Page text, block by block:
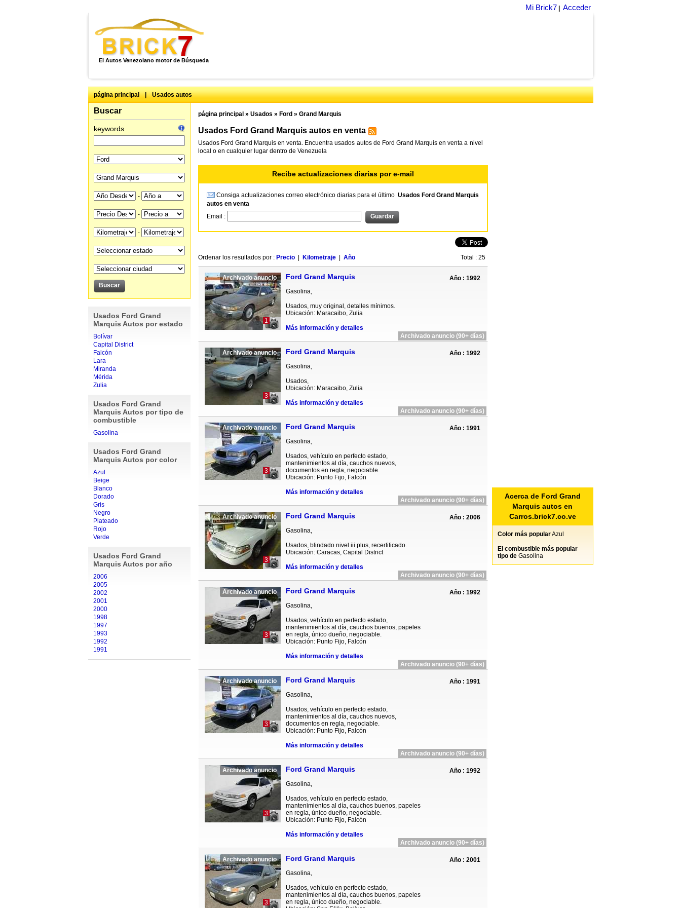
Mi Brick7 Acceder
El Autos Venezolano motor de Búsqueda
página principal | Usados autos
Buscar
keywords
-
-
-
Usados Ford Grand
Marquis Autos por estado
Bolívar
Capital District
Falcón
Lara
Miranda
Mérida
Zulia
Usados Ford Grand
Marquis Autos por tipo de
combustible
Gasolina
Usados Ford Grand
Marquis Autos por color
Azul
Beige
Blanco
Dorado
Gris
Negro
Plateado
Rojo
Verde
Usados Ford Grand
Marquis Autos por año
2006
2005
2002
2001
2000
1998
1997
1993
1992
1991
página principal » Usados » Ford » Grand Marquis
Usados Ford Grand Marquis autos en venta
Usados Ford Grand Marquis en venta. Encuentra usados autos de Ford Grand Marquis en venta a nivel
local o en cualquier lugar dentro de Venezuela
Recibe actualizaciones diarias por e-mail
Consiga actualizaciones correo electrónico diarias para el último Usados Ford Grand Marquis
autos en venta
Email :
Ordenar los resultados por : Precio| Kilometraje| Año Total : 25
Archivado anuncio
1
Ford Grand Marquis
Gasolina,
Usados, muy original, detalles mínimos.
Ubicación: Maracaibo, Zulia
Más información y detalles
Año : 1992
Archivado anuncio (90+ días)
Archivado anuncio
3
Ford Grand Marquis
Gasolina,
Usados,
Ubicación: Maracaibo, Zulia
Más información y detalles
Año : 1992
Archivado anuncio (90+ días)
Archivado anuncio
3
Ford Grand Marquis
Gasolina,
Usados, vehículo en perfecto estado,
mantenimientos al día, cauchos nuevos,
documentos en regla, negociable.
Ubicación: Punto Fijo, Falcón
Más información y detalles
Año : 1991
Archivado anuncio (90+ días)
Archivado anuncio
3
Ford Grand Marquis
Gasolina,
Usados, blindado nivel iii plus, recertificado.
Ubicación: Caracas, Capital District
Más información y detalles
Año : 2006
Archivado anuncio (90+ días)
Archivado anuncio
3
Ford Grand Marquis
Gasolina,
Usados, vehículo en perfecto estado,
mantenimientos al día, cauchos buenos, papeles
en regla, único dueño, negociable.
Ubicación: Punto Fijo, Falcón
Más información y detalles
Año : 1992
Archivado anuncio (90+ días)
Archivado anuncio
3
Ford Grand Marquis
Gasolina,
Usados, vehículo en perfecto estado,
mantenimientos al día, cauchos nuevos,
documentos en regla, negociable.
Ubicación: Punto Fijo, Falcón
Más información y detalles
Año : 1991
Archivado anuncio (90+ días)
Archivado anuncio
3
Ford Grand Marquis
Gasolina,
Usados, vehículo en perfecto estado,
mantenimientos al día, cauchos buenos, papeles
en regla, único dueño, negociable.
Ubicación: Punto Fijo, Falcón
Más información y detalles
Año : 1992
Archivado anuncio (90+ días)
Archivado anuncio
3
Ford Grand Marquis
Gasolina,
Usados, vehículo en perfecto estado,
mantenimientos al día, cauchos buenos, papeles
en regla, único dueño, negociable.
Año : 2001
Acerca de Ford Grand
Marquis autos en
Carros.brick7.co.ve
Color más popularAzul
El combustible más popular
tipo deGasolina